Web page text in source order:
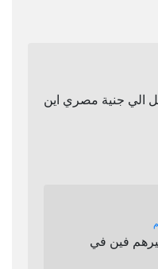
الي جنية مصري اين
اغيرهم فين في